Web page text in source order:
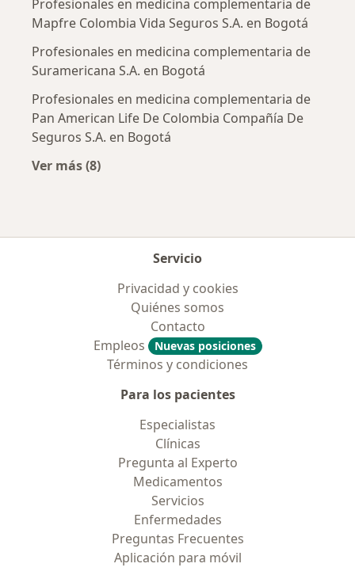
Profesionales en medicina complementaria de
Mapfre Colombia Vida Seguros S.A. en Bogotá
Profesionales en medicina complementaria de
Suramericana S.A. en Bogotá
Profesionales en medicina complementaria de
Pan American Life De Colombia Compañía De
Seguros S.A. en Bogotá
Ver más (8)
Servicio
Privacidad y cookies
Quiénes somos
Contacto
Empleos
Nuevas posiciones
Términos y condiciones
Para los pacientes
Especialistas
Clínicas
Pregunta al Experto
Medicamentos
Servicios
Enfermedades
Preguntas Frecuentes
Aplicación para móvil